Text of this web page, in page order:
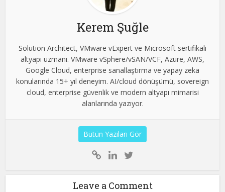
Kerem Şuğle
Solution Architect, VMware vExpert ve Microsoft sertifikalı
altyapı uzmanı. VMware vSphere/vSAN/VCF, Azure, AWS,
Google Cloud, enterprise sanallaştırma ve yapay zeka
konularında 15+ yıl deneyim. AI/cloud dönüşümü, sovereign
cloud, enterprise güvenlik ve modern altyapı mimarisi
alanlarında yazıyor.
Bütün Yazıları Gör
Leave a Comment